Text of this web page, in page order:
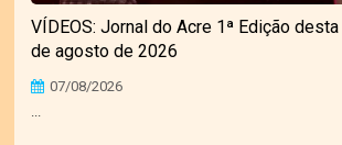
VÍDEOS: Jornal do Acre 1ª Edição
de agosto de 2026
07/08/2026